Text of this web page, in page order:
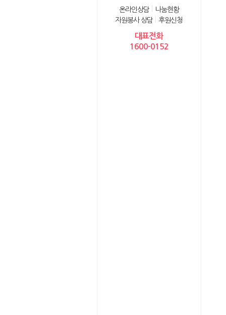
온라인상담
나눔현황
자원봉사 상담
후원신청
대표전화
1600-0152